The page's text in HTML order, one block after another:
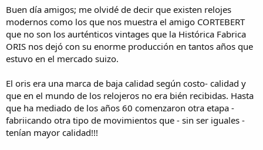
Buen día amigos; me olvidé de decir que existen relojes
modernos como los que nos muestra el amigo CORTEBERT
que no son los aurténticos vintages que la Histórica Fabrica
ORIS nos dejó con su enorme producción en tantos años que
estuvo en el mercado suizo.
El oris era una marca de baja calidad según costo- calidad y
que en el mundo de los relojeros no era bién recibidas. Hasta
que ha mediado de los años 60 comenzaron otra etapa -
fabriicando otra tipo de movimientos que - sin ser iguales -
tenían mayor calidad!!!